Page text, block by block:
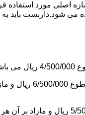
مورد استفاده
می شود.داربست